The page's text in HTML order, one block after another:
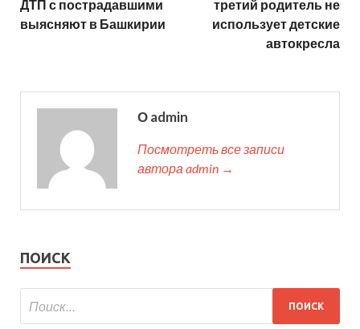
ДТП с пострадавшими
выясняют в Башкирии
третий родитель не
использует детские
автокресла
О admin
Посмотреть все записи
автора admin →
ПОИСК